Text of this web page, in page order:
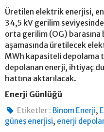
Üretilen elektrik enerjisi,
34,5 kV gerilim
orta gerilim (OG) barasına
aşamasında üretilecek
MWh kapasiteli depolama
depolanan enerji, ihtiyaç
hattına aktarılacak.
Enerji Günlüğü
Etiketler : Binom Enerji,
güneş enerjisi, enerji